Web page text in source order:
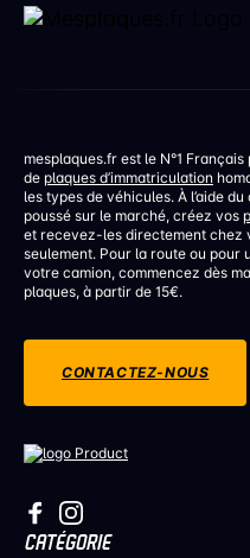
mesplaques.fr est le N°1
de plaques d’immatriculation
les types de véhicules. À l’aide
poussé sur le marché, créez vos
et recevez-les directement chez
seulement. Pour la route ou pour
votre camion, commencez dès
plaques, à partir de 15€.
CONTACTEZ-NOUS
CATÉGORIE